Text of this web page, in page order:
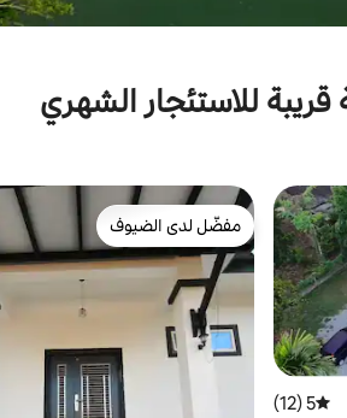
قريبة للاستئجار الشهري
متوسط التقييم 5 من 5، 12 مراجعات
5 (12)
مفضّل لدى الضيوف
مفضّل لدى الضيوف